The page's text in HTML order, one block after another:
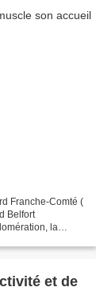
Franche-Comté (
Belfort
la
et de